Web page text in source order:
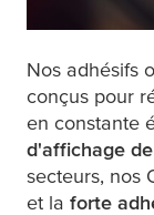
Nos adhésifs
conçus pour
en constante
d'affichage
secteurs, nos
et la forte